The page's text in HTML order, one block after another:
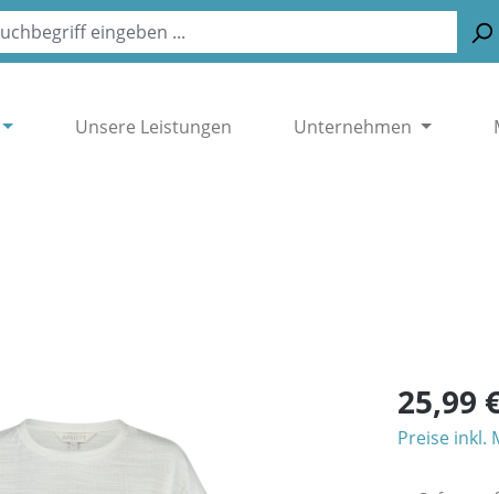
Unsere Leistungen Unternehmen
25,99
Preise inkl.